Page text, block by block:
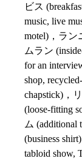
ビス
music, live
motel)，ラン
ムラン
for an
shop,
chapstick)，
(loose-fitting
ム (additional
(business
tabloid show,